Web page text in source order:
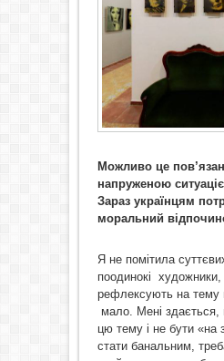
Можливо це
напруженою
Зараз українцям
моральний
Я не помітила
поодинокі художники,
рефлексують на тему
мало. Мені здається,
цю тему і не бути «на
стати банальним,